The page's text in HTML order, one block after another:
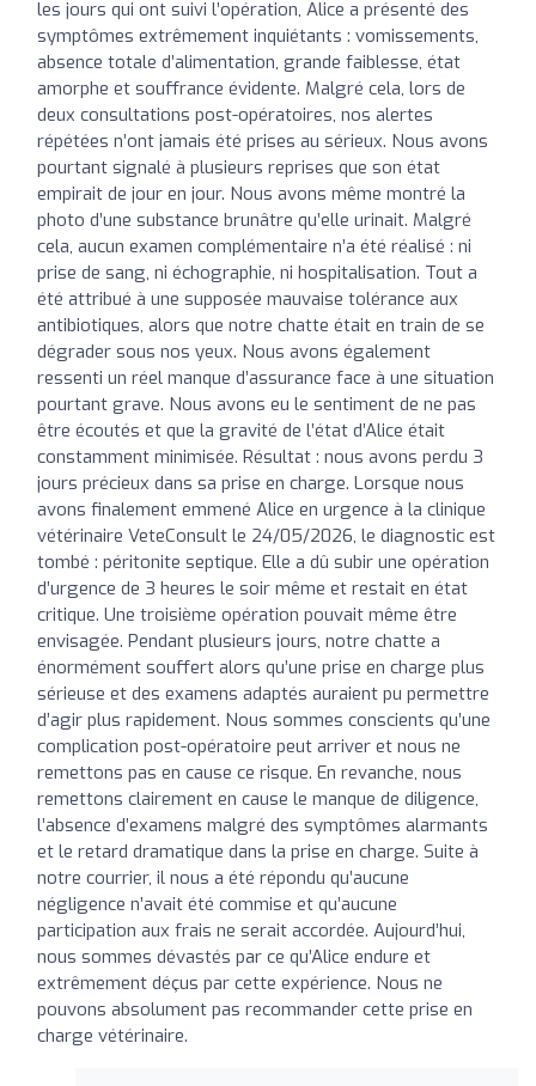
les jours qui ont suivi l’opération, Alice a présenté des
symptômes extrêmement inquiétants : vomissements,
absence totale d’alimentation, grande faiblesse, état
amorphe et souffrance évidente. Malgré cela, lors de
deux consultations post-opératoires, nos alertes
répétées n’ont jamais été prises au sérieux. Nous avons
pourtant signalé à plusieurs reprises que son état
empirait de jour en jour. Nous avons même montré la
photo d’une substance brunâtre qu’elle urinait. Malgré
cela, aucun examen complémentaire n’a été réalisé : ni
prise de sang, ni échographie, ni hospitalisation. Tout a
été attribué à une supposée mauvaise tolérance aux
antibiotiques, alors que notre chatte était en train de se
dégrader sous nos yeux. Nous avons également
ressenti un réel manque d’assurance face à une situation
pourtant grave. Nous avons eu le sentiment de ne pas
être écoutés et que la gravité de l’état d’Alice était
constamment minimisée. Résultat : nous avons perdu 3
jours précieux dans sa prise en charge. Lorsque nous
avons finalement emmené Alice en urgence à la clinique
vétérinaire VeteConsult le 24/05/2026, le diagnostic est
tombé : péritonite septique. Elle a dû subir une opération
d’urgence de 3 heures le soir même et restait en état
critique. Une troisième opération pouvait même être
envisagée. Pendant plusieurs jours, notre chatte a
énormément souffert alors qu’une prise en charge plus
sérieuse et des examens adaptés auraient pu permettre
d’agir plus rapidement. Nous sommes conscients qu’une
complication post-opératoire peut arriver et nous ne
remettons pas en cause ce risque. En revanche, nous
remettons clairement en cause le manque de diligence,
l’absence d’examens malgré des symptômes alarmants
et le retard dramatique dans la prise en charge. Suite à
notre courrier, il nous a été répondu qu’aucune
négligence n’avait été commise et qu’aucune
participation aux frais ne serait accordée. Aujourd’hui,
nous sommes dévastés par ce qu’Alice endure et
extrêmement déçus par cette expérience. Nous ne
pouvons absolument pas recommander cette prise en
charge vétérinaire.